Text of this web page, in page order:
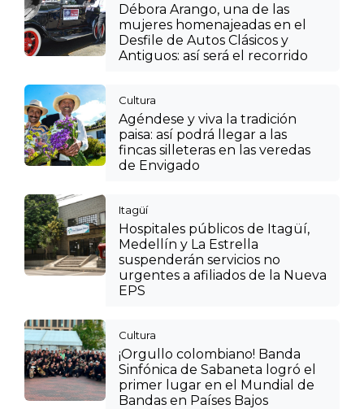
Débora Arango, una de las
mujeres homenajeadas en el
Desfile de Autos Clásicos y
Antiguos: así será el recorrido
Cultura
Agéndese y viva la tradición
paisa: así podrá llegar a las
fincas silleteras en las veredas
de Envigado
Itagüí
Hospitales públicos de Itagüí,
Medellín y La Estrella
suspenderán servicios no
urgentes a afiliados de la Nueva
EPS
Cultura
¡Orgullo colombiano! Banda
Sinfónica de Sabaneta logró el
primer lugar en el Mundial de
Bandas en Países Bajos